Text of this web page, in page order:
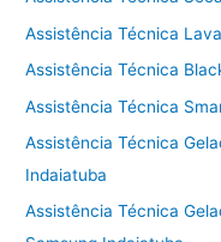
Assistência Técnica
Assistência Técnica
Assistência Técnica
Assistência Técnica
Indaiatuba
Assistência Técnica